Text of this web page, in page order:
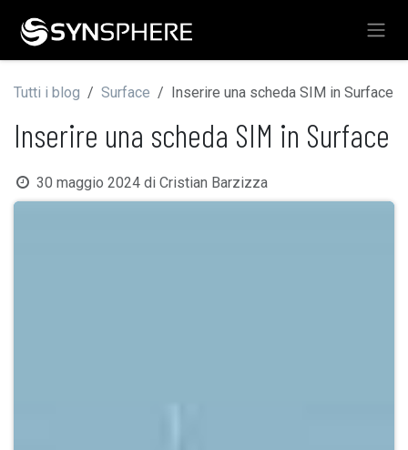
Tutti i blog Surface Inserire una scheda SIM in Surface
Inserire una scheda SIM in Surface
30 maggio 2024 di Cristian Barzizza